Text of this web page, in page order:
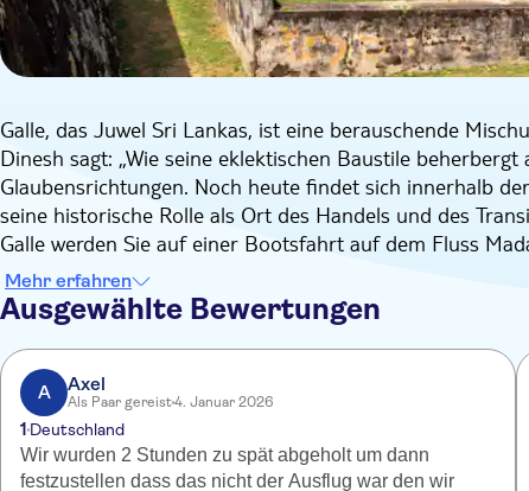
Galle, das Juwel Sri Lankas, ist eine berauschende
Dinesh sagt: „Wie seine eklektischen Baustile
Glaubensrichtungen. Noch heute findet sich innerhalb
seine historische Rolle als Ort des Handels und des
Galle werden Sie auf einer Bootsfahrt auf dem Fluss
besuchen.
Ihre Reise beginnt in Balapitiya mit einer Bootsfahrt auf
umliegenden Feuchtgebiete zu beobachten, in denen
Amphibien leben. Mit etwas Glück können Sie während
führt, eine Reihe von Arten entdecken. Der Madampe
Tour. Als Nächstes steht die Mondsteinmine von
Einheimischen aus erster Hand erfahren, wie der Abbau
Nach dem Museumsbesuch geht es in das historische
Mehr erfahren
Ausgewählte Bewertungen
A Axel
Als Paar gereist4. Januar 2026
1 Deutschland
Wir wurden 2 Stunden zu spät abgeholt um dann
festzustellen dass das nicht der Ausflug war den wir